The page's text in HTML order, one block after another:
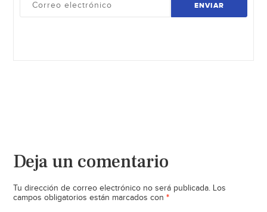
ENVIAR
Deja un comentario
Tu dirección de correo electrónico no será publicada. Los
campos obligatorios están marcados con *